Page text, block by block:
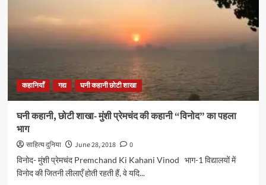
लिखी
कहानी
भाग
कहानियाँ गद्य घनी कहानी छोटी शाखा
घनी कहानी, छोटी शाखा- मुंशी प्रेमचंद की कहानी “विनोद” का पहला
भाग
साहित्य दुनिया June 28, 2018
0
विनोद- मुंशी प्रेमचंद Premchand Ki Kahani Vinod भाग-1 विद्यालयों में
विनोद की जितनी लीलाएँ होती रहती हैं, वे यदि...